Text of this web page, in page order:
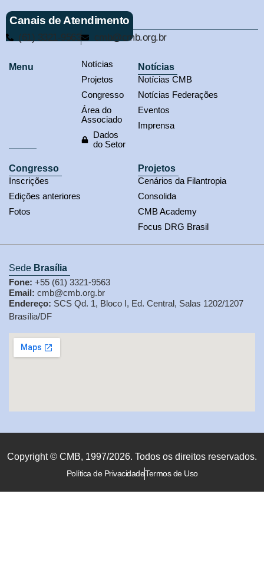
Canais de Atendimento
(61) 3321-9563 cmb@cmb.org.br
Menu
Notícias
Projetos
Congresso
Área do
Associado
Dados
do Setor
Notícias
Notícias CMB
Notícias Federações
Eventos
Imprensa
Congresso
Inscrições
Edições anteriores
Fotos
Projetos
Cenários da Filantropia
Consolida
CMB Academy
Focus DRG Brasil
Sede Brasília
Fone: +55 (61) 3321-9563
Email: cmb@cmb.org.br
Endereço: SCS Qd. 1, Bloco I, Ed. Central, Salas 1202/1207
Brasília/DF
Copyright © CMB, 1997/2026. Todos os direitos reservados.
Política de PrivacidadeTermos de Uso